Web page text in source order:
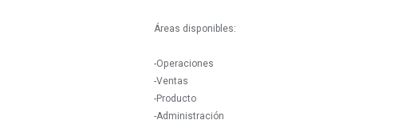
Áreas disponibles:
-Operaciones
-Ventas
-Producto
-Administración